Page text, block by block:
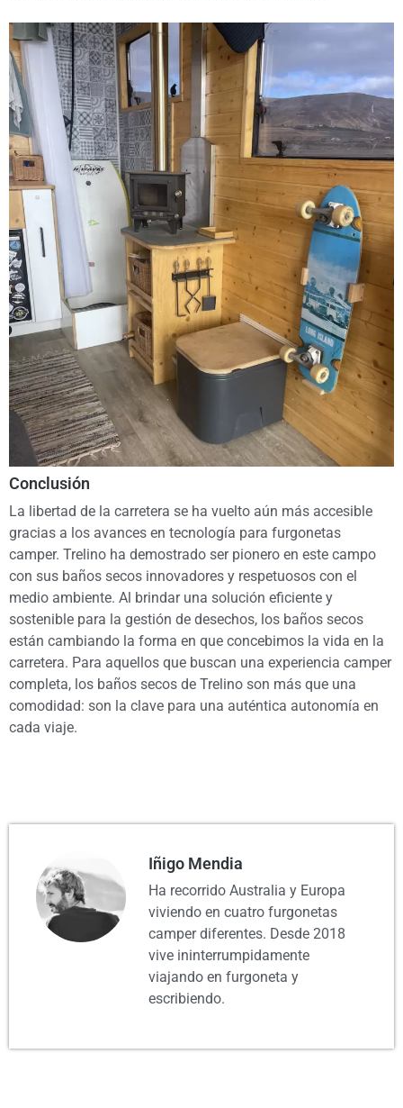
Conclusión
La libertad de la carretera se ha vuelto aún más accesible
gracias a los avances en tecnología para furgonetas
camper. Trelino ha demostrado ser pionero en este campo
con sus baños secos innovadores y respetuosos con el
medio ambiente. Al brindar una solución eficiente y
sostenible para la gestión de desechos, los baños secos
están cambiando la forma en que concebimos la vida en la
carretera. Para aquellos que buscan una experiencia camper
completa, los baños secos de Trelino son más que una
comodidad: son la clave para una auténtica autonomía en
cada viaje.
Iñigo Mendia
Ha recorrido Australia y Europa
viviendo en cuatro furgonetas
camper diferentes. Desde 2018
vive ininterrumpidamente
viajando en furgoneta y
escribiendo.